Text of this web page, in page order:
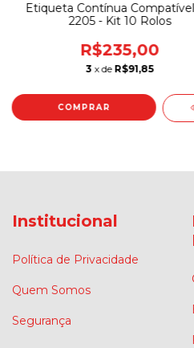
Etiqueta Contínua
2205 - Kit 10 Rolos
R$235,00
3 x de R$91,85
Institucional
Política de Privacidade
Quem Somos
Segurança